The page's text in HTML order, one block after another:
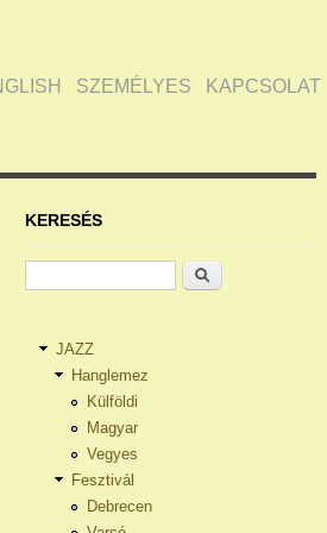
SZEMÉLYES KAPCSOLAT
KERESÉS
Keresés
JAZZ
Hanglemez
Külföldi
Magyar
Vegyes
Fesztivál
Debrecen